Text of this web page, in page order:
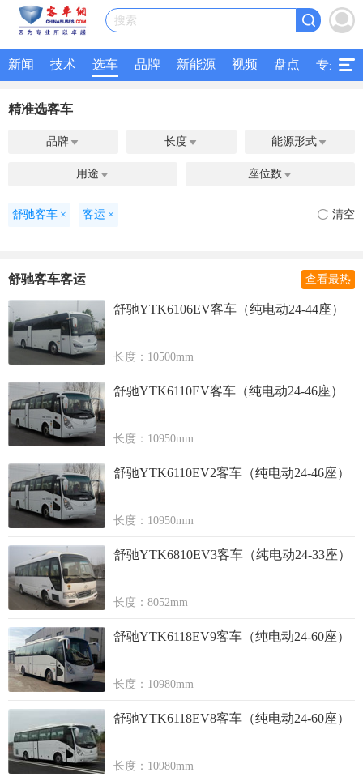
搜索
新闻 技术 选车 品牌 新能源 视频 盘点 专题
精准选客车
品牌  长度  能源形式 
用途  座位数 
舒驰客车 × 客运 × 清空
舒驰客车客运 查看最热
舒驰YTK6106EV客车（纯电动24-44座）
长度：10500mm
舒驰YTK6110EV客车（纯电动24-46座）
长度：10950mm
舒驰YTK6110EV2客车（纯电动24-46座）
长度：10950mm
舒驰YTK6810EV3客车（纯电动24-33座）
长度：8052mm
舒驰YTK6118EV9客车（纯电动24-60座）
长度：10980mm
舒驰YTK6118EV8客车（纯电动24-60座）
长度：10980mm